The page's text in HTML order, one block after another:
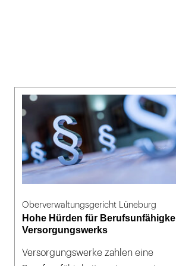
Oberverwaltungsgericht Lüneburg
Hohe Hürden für
Versorgungswerks
Versorgungswerke zahlen eine